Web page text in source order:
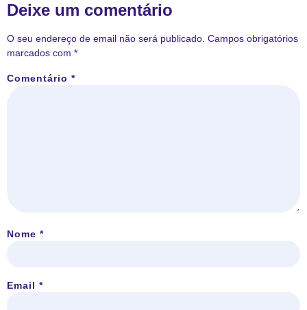
Deixe um comentário
O seu endereço de email não será publicado. Campos obrigatórios
marcados com *
Comentário *
Nome *
Email *